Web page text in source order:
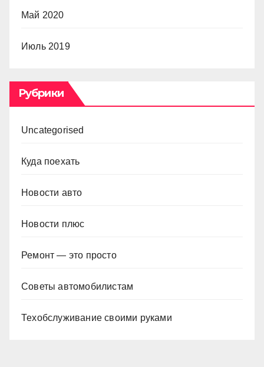
Май 2020
Июль 2019
Рубрики
Uncategorised
Куда поехать
Новости авто
Новости плюс
Ремонт — это просто
Советы автомобилистам
Техобслуживание своими руками